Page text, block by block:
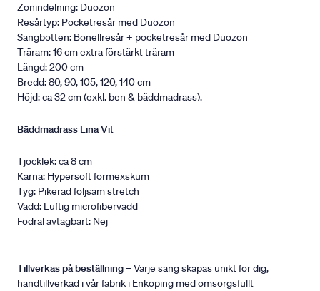
Zonindelning: Duozon
Resårtyp: Pocketresår med Duozon
Sängbotten: Bonellresår + pocketresår med Duozon
Träram: 16 cm extra förstärkt träram
Längd: 200 cm
Bredd: 80, 90, 105, 120, 140 cm
Höjd: ca 32 cm (exkl. ben & bäddmadrass).
Bäddmadrass Lina Vit
Tjocklek: ca 8 cm
Kärna: Hypersoft formexskum
Tyg: Pikerad följsam stretch
Vadd: Luftig microfibervadd
Fodral avtagbart: Nej
Tillverkas på beställning– Varje säng skapas unikt för dig,
handtillverkad i vår fabrik i Enköping med omsorgsfullt